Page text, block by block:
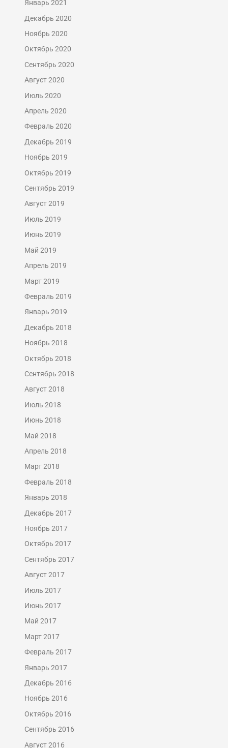
Январь 2021
Декабрь 2020
Ноябрь 2020
Октябрь 2020
Сентябрь 2020
Август 2020
Июль 2020
Апрель 2020
Февраль 2020
Декабрь 2019
Ноябрь 2019
Октябрь 2019
Сентябрь 2019
Август 2019
Июль 2019
Июнь 2019
Май 2019
Апрель 2019
Март 2019
Февраль 2019
Январь 2019
Декабрь 2018
Ноябрь 2018
Октябрь 2018
Сентябрь 2018
Август 2018
Июль 2018
Июнь 2018
Май 2018
Апрель 2018
Март 2018
Февраль 2018
Январь 2018
Декабрь 2017
Ноябрь 2017
Октябрь 2017
Сентябрь 2017
Август 2017
Июль 2017
Июнь 2017
Май 2017
Март 2017
Февраль 2017
Январь 2017
Декабрь 2016
Ноябрь 2016
Октябрь 2016
Сентябрь 2016
Август 2016